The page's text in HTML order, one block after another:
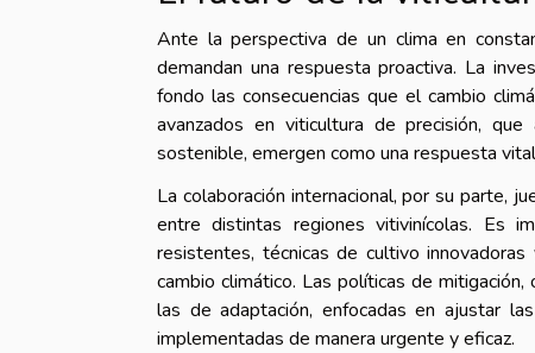
Ante la perspectiva de un clima en
demandan una respuesta proactiva. La
fondo las consecuencias que el cambio
avanzados en viticultura de precisión,
sostenible, emergen como una respuesta
La colaboración internacional, por su parte,
entre distintas regiones vitivinícolas. Es
resistentes, técnicas de cultivo
cambio climático. Las políticas de
las de adaptación, enfocadas en ajustar
implementadas de manera urgente y eficaz.